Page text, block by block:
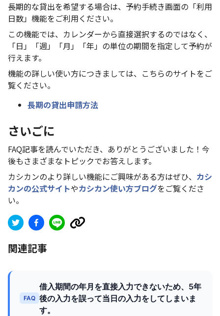
長期的な貸出を希望する場合は、予約手続き画面の「利用
日数」機能をご利用ください。
この機能では、カレンダーから直接選択するのではなく、
「日」「週」「月」「年」の単位の期間を指定して予約が
行えます。
機能の詳しい使い方につきましては、こちらのサイトをご
覧ください。
長期の貸出申請方法
さいごに
FAQ記事を読んでいただき、ありがとうございました！今
後もさまざまなトピックでお答えします。
カシカンのより詳しい機能にご興味がある方はぜひ、 カシ
カンの公式サイトやカシカン使い方ブログをご覧くださ
い。
関連記事
FAQ
借入期間の年月を直接入力できないため、5年
後の入力を誤って当日の入力をしてしまいま
す。